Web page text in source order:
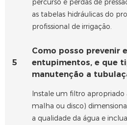
percurso e perdas de
as tabelas hidráulicas do
profissional de irrigação.
5
Como posso prevenir
entupimentos, e que
manutenção a
Instale um filtro
malha ou disco)
a qualidade da água e